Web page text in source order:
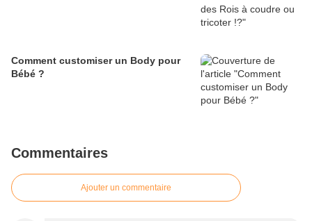
Comment customiser un Body pour
Bébé ?
Commentaires
Ajouter un commentaire